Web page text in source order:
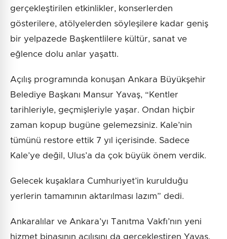
gerçekleştirilen etkinlikler, konserlerden
gösterilere, atölyelerden söyleşilere kadar geniş
bir yelpazede Başkentlilere kültür, sanat ve
eğlence dolu anlar yaşattı.
Açılış programında konuşan Ankara Büyükşehir
Belediye Başkanı Mansur Yavaş, “Kentler
tarihleriyle, geçmişleriyle yaşar. Ondan hiçbir
zaman kopup bugüne gelemezsiniz. Kale’nin
tümünü restore ettik 7 yıl içerisinde. Sadece
Kale’ye değil, Ulus’a da çok büyük önem verdik.
Gelecek kuşaklara Cumhuriyet’in kurulduğu
yerlerin tamamının aktarılması lazım” dedi.
Ankaralılar ve Ankara’yı Tanıtma Vakfı’nın yeni
hizmet binasının açılışını da gerçekleştiren Yavaş,